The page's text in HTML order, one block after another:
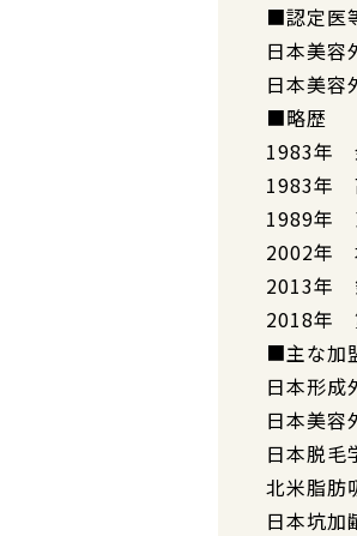
■認定医
日本美容
日本美容
■略歴
1983年
1983年
1989年
2002年
2013年
2018年
■主な加
日本形成
日本美容
日本脱毛
北米脂肪
日本坑加